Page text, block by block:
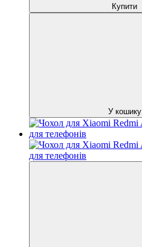
Купити
У кошику